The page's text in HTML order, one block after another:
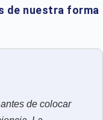
de nuestra forma
de colocar